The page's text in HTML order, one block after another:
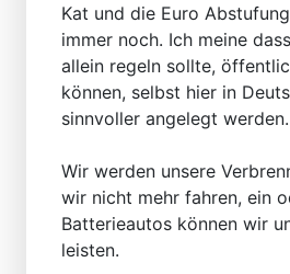
Kat und die Euro
immer noch. Ich meine
allein regeln sollte,
können, selbst hier in
sinnvoller angelegt werden.
Wir werden unsere
wir nicht mehr fahren, ein
Batterieautos können wir
leisten.